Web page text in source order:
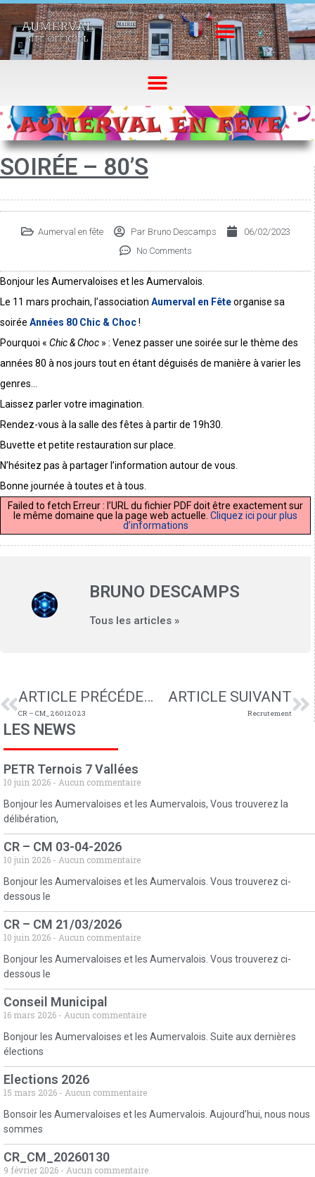
SOIRÉE – 80’S
Aumerval en fête ParBruno Descamps
06/02/2023
No Comments
Bonjour les Aumervaloises et les Aumervalois.
Le 11 mars prochain, l’association Aumerval en Fêteorganise sa
soirée Années 80 Chic & Choc!
Pourquoi « Chic & Choc » : Venez passer une soirée sur le thème des
années 80 à nos jours tout en étant déguisés de manière à varier les
genres…
Laissez parler votre imagination.
Rendez-vous à la salle des fêtes à partir de 19h30.
Buvette et petite restauration sur place.
N’hésitez pas à partager l’information autour de vous.
Bonne journée à toutes et à tous.
Failed to fetch Erreur : l’URL du fichier PDF doit être exactement sur
le même domaine que la page web actuelle. Cliquez ici pour plus
d’informations
BRUNO DESCAMPS
Tous les articles »
ARTICLE PRÉCÉDENT
CR – CM_26012023
ARTICLE SUIVANT
Recrutement
LES NEWS
PETR Ternois 7 Vallées
10 juin 2026
Aucun commentaire
Bonjour les Aumervaloises et les Aumervalois, Vous trouverez la
délibération,
CR – CM 03-04-2026
10 juin 2026
Aucun commentaire
Bonjour les Aumervaloises et les Aumervalois. Vous trouverez ci-
dessous le
CR – CM 21/03/2026
10 juin 2026
Aucun commentaire
Bonjour les Aumervaloises et les Aumervalois. Vous trouverez ci-
dessous le
Conseil Municipal
16 mars 2026
Aucun commentaire
Bonjour les Aumervaloises et les Aumervalois. Suite aux dernières
élections
Elections 2026
15 mars 2026
Aucun commentaire
Bonsoir les Aumervaloises et les Aumervalois. Aujourd’hui, nous nous
sommes
CR_CM_20260130
9 février 2026
Aucun commentaire